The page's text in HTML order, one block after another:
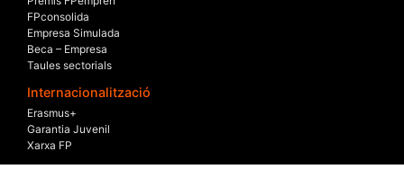
FPconsolida
Empresa Simulada
Beca – Empresa
Taules sectorials
Internacionalització
Erasmus+
Garantia Juvenil
Xarxa FP